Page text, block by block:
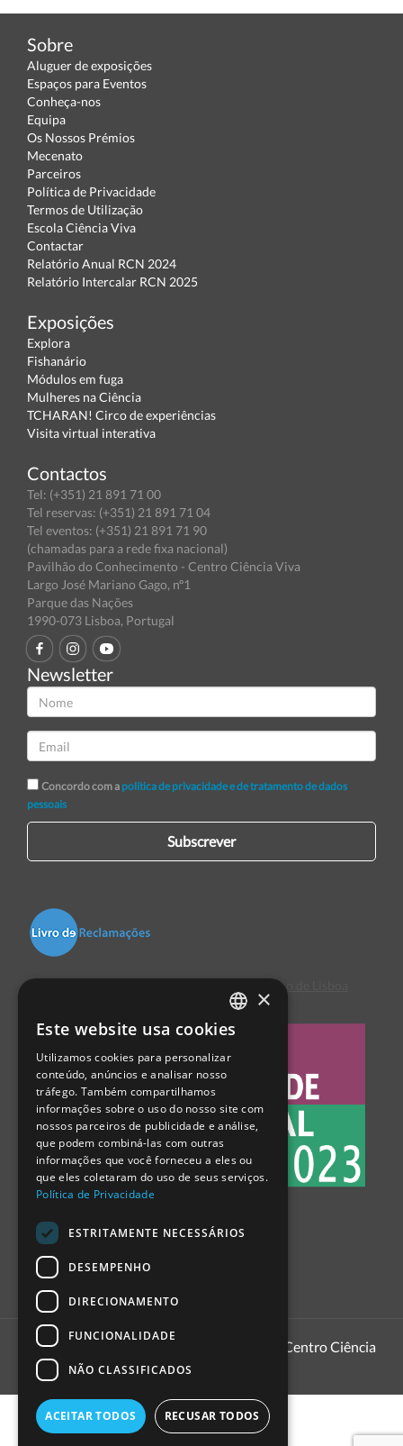
Sobre
Aluguer de exposições
Espaços para Eventos
Conheça-nos
Equipa
Os Nossos Prémios
Mecenato
Parceiros
Política de Privacidade
Termos de Utilização
Escola Ciência Viva
Contactar
Relatório Anual RCN 2024
Relatório Intercalar RCN 2025
Exposições
Explora
Fishanário
Módulos em fuga
Mulheres na Ciência
TCHARAN! Circo de experiências
Visita virtual interativa
Contactos
Tel: (+351) 21 891 71 00
Tel reservas: (+351) 21 891 71 04
Tel eventos: (+351) 21 891 71 90
(chamadas para a rede fixa nacional)
Pavilhão do Conhecimento - Centro Ciência Viva
Largo José Mariano Gago, nº1
Parque das Nações
1990-073 Lisboa, Portugal
Newsletter
Concordo com a política de privacidade e de tratamento de dados
pessoais
Subscrever
Centro de Arbitragem de Conflitos de Consumo de Lisboa
1999 - 2026
Pavilhão do Conhecimento | Centro Ciência
Viva
PORTUGUESE
ENGLISH
SPANISH
×
Este website usa cookies
Utilizamos cookies para personalizar
conteúdo, anúncios e analisar nosso
tráfego. Também compartilhamos
informações sobre o uso do nosso site com
nossos parceiros de publicidade e análise,
que podem combiná-las com outras
informações que você forneceu a eles ou
que eles coletaram do uso de seus serviços.
Política de Privacidade
ESTRITAMENTE NECESSÁRIOS
DESEMPENHO
DIRECIONAMENTO
FUNCIONALIDADE
NÃO CLASSIFICADOS
ACEITAR TODOS RECUSAR TODOS